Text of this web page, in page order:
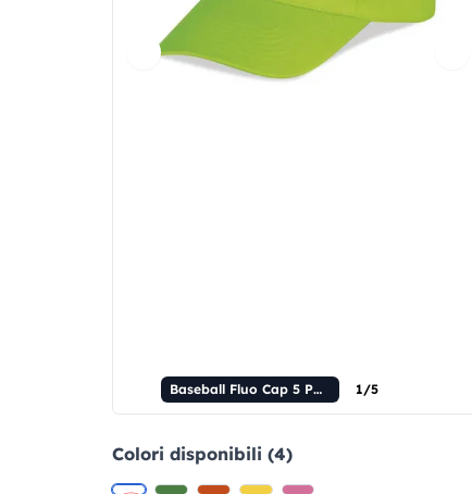
Baseball Fluo Cap 5 Pannelli 1/5
Colori disponibili (4)